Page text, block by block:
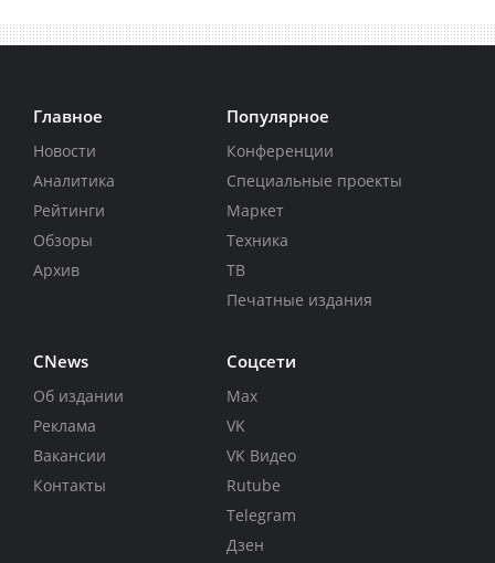
Главное
Новости
Аналитика
Рейтинги
Обзоры
Архив
Популярное
Конференции
Специальные проекты
Маркет
Техника
ТВ
Печатные издания
CNews
Об издании
Реклама
Вакансии
Контакты
Соцсети
Max
VK
VK Видео
Rutube
Telegram
Дзен